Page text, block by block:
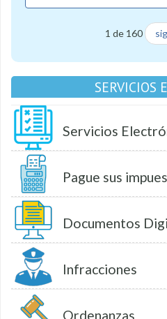
1 de 160
SERVICIOS
Servicios
Pague sus
Documentos
Infracciones
Ordenanzas